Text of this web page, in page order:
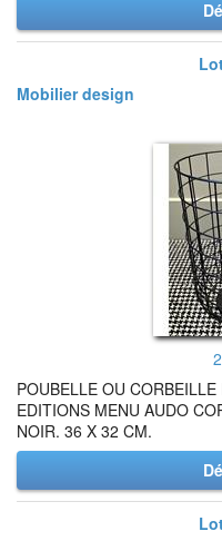
Mobilier design
POUBELLE OU
EDITIONS MENU AUDO
NOIR. 36 X 32 CM.